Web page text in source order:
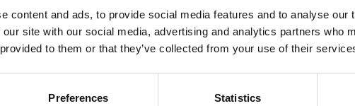
content and ads, to provide social media features and to analyse our
site with our social media, advertising and analytics partners who
to them or that they’ve collected from your use of their
Preferences Statistics
of borsteltje reinigen.
te maken. Het vuil kan
herstellen.